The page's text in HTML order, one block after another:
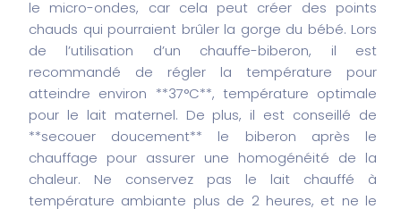
le micro-ondes, car cela peut créer des points
chauds qui pourraient brûler la gorge du bébé. Lors
de l’utilisation d’un chauffe-biberon, il est
recommandé de régler la température pour
atteindre environ **37°C**, température optimale
pour le lait maternel. De plus, il est conseillé de
**secouer doucement** le biberon après le
chauffage pour assurer une homogénéité de la
chaleur. Ne conservez pas le lait chauffé à
température ambiante plus de 2 heures, et ne le